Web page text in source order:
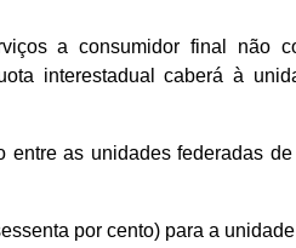
a consumidor final não
interestadual caberá à
as unidades federadas
por cento) para a